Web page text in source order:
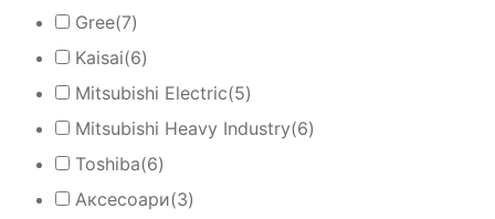
Gree(7)
Kaisai(6)
Mitsubishi Electric(5)
Mitsubishi Heavy Industry(6)
Toshiba(6)
Аксесоари(3)